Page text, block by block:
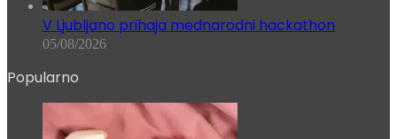
V Ljubljano prihaja mednarodni hackathon